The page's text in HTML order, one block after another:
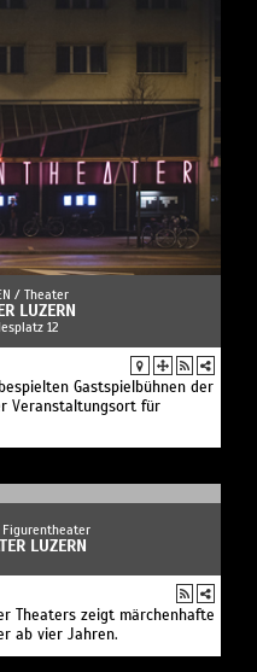
/ Theater
LUZERN
12
Gastspielbühnen der
Veranstaltungsort für
Figurentheater
LUZERN
Theaters zeigt märchenhafte
ab vier Jahren.